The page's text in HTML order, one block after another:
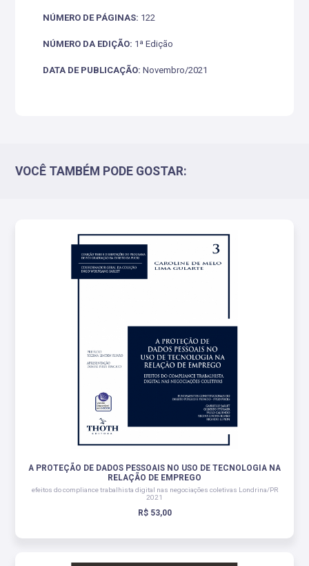
NÚMERO DE PÁGINAS: 122
NÚMERO DA EDIÇÃO: 1ª Edição
DATA DE PUBLICAÇÃO: Novembro/2021
VOCÊ TAMBÉM PODE GOSTAR:
A PROTEÇÃO DE DADOS PESSOAIS NO USO DE TECNOLOGIA NA
RELAÇÃO DE EMPREGO
efeitos do compliance trabalhista digital nas negociações coletivas Londrina/PR
2021
R$ 53,00